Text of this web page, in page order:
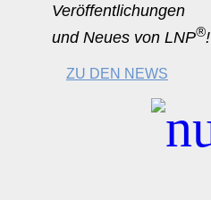
Veröffentlichungen
und Neues von LNP®!
ZU DEN NEWS